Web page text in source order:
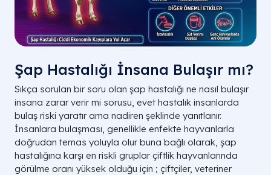
Şap Hastalığı İnsana Bulaşır mı?
Sıkça sorulan bir soru olan şap hastalığı ne nasıl bulaşır
insana zarar verir mi sorusu, evet hastalık insanlarda
bulaş riski yaratır ama nadiren şeklinde yanıtlanır.
İnsanlara bulaşması, genellikle enfekte hayvanlarla
doğrudan temas yoluyla olur buna bağlı olarak, şap
hastalığına karşı en riskli gruplar çiftlik hayvanlarında
görülme oranı yüksek olduğu için ; çiftçiler, veteriner